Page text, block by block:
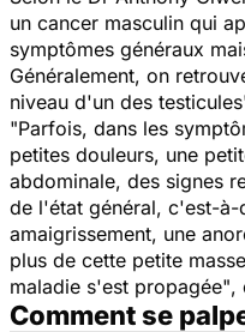
un cancer masculin qui
symptômes généraux
Généralement, on
niveau d'un des
"Parfois, dans les
petites douleurs, une
abdominale, des signes
de l'état général, c'est-
amaigrissement, une
plus de cette petite
maladie s'est propagée",
Comment se